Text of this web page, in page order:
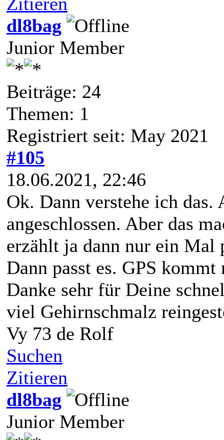
dl8bag
Junior Member
Beiträge: 24
Themen: 1
Registriert seit: May 2021
#105
18.06.2021, 22:46
Ok. Dann verstehe ich das.
angeschlossen. Aber das
erzählt ja dann nur ein Mal
Dann passt es. GPS
Danke sehr für Deine
viel Gehirnschmalz
Vy 73 de Rolf
Suchen
Zitieren
dl8bag
Junior Member